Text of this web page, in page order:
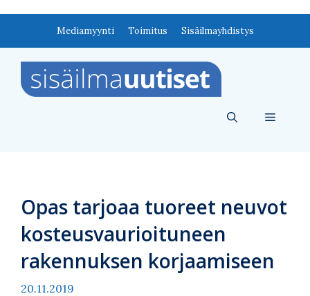
Mediamyynti Toimitus Sisäilmayhdistys
Valikko
Opas tarjoaa tuoreet neuvot
kosteusvaurioituneen
rakennuksen korjaamiseen
20.11.2019